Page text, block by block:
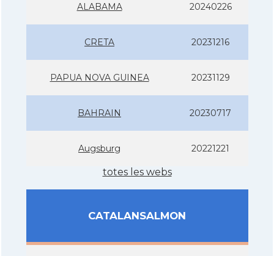
ALABAMA 20240226
CRETA 20231216
PAPUA NOVA GUINEA 20231129
BAHRAIN 20230717
Augsburg 20221221
totes les webs
CATALANSALMON